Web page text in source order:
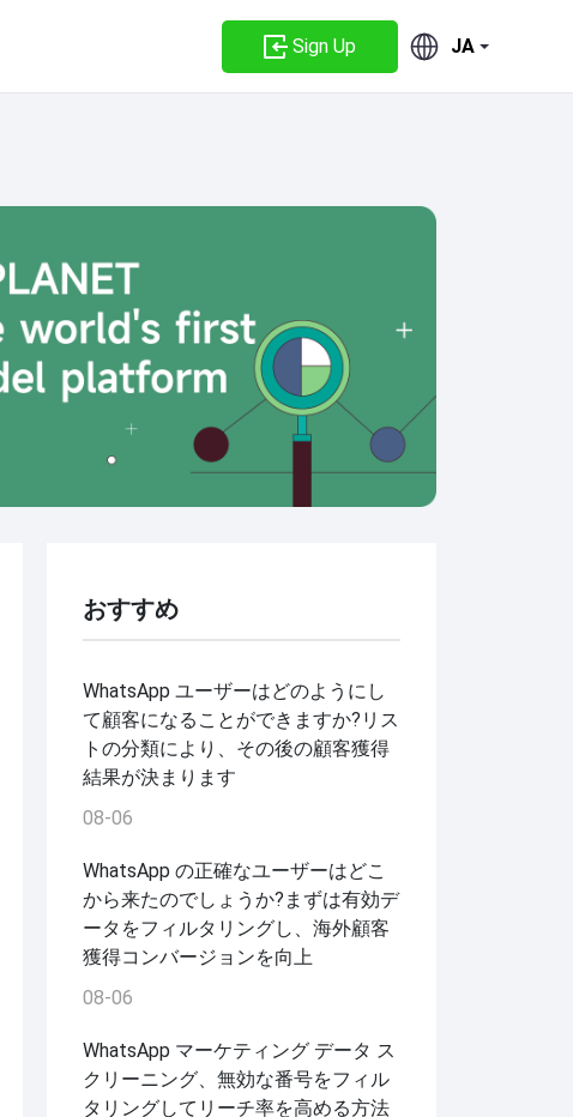
Sign Up JA
おすすめ
WhatsApp ユーザーはどのようにし
て顧客になることができますか?リス
トの分類により、その後の顧客獲得
結果が決まります
08-06
WhatsApp の正確なユーザーはどこ
から来たのでしょうか?まずは有効デ
ータをフィルタリングし、海外顧客
獲得コンバージョンを向上
08-06
WhatsApp マーケティング データ ス
クリーニング、無効な番号をフィル
タリングしてリーチ率を高める方法